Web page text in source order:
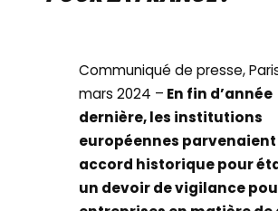
Communiqué de presse,
mars 2024 – En fin d’année
dernière, les institutions
européennes parvenaient
accord historique pour
un devoir de vigilance